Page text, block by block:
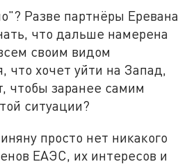
Разве партнёры Еревана
что дальше намерена
своим видом
что хочет уйти на Запад,
чтобы заранее самим
ситуации?
просто нет никакого
ЕАЭС, их интересов и